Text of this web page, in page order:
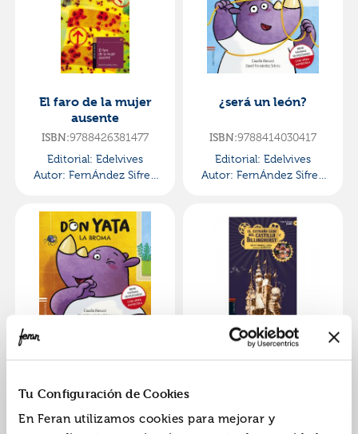
Tu Configuración de Cookies
En Feran utilizamos cookies para mejorar y
El faro de la mujer
ausente
ISBN:9788426381477
Editorial: Edelvives
Autor: FernÁndez Sifres,
¿será un león?
ISBN:9788414030417
Editorial: Edelvives
Autor: FernÁndez Sifres,
ISBN: 9788414030424
Autor:FernÁndez Sifres,
El extraño caso del
Autor:FernÁndez Sifres,